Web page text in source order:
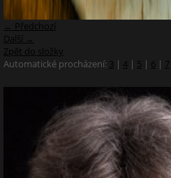
← Předchozí
Další →
Zpět do složky
Automatické procházení: 3 | 4 | 5 | 6 | 7